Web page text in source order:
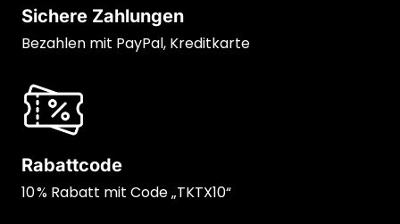
Sichere Zahlungen
Bezahlen mit PayPal, Kreditkarte
Rabattcode
10 % Rabatt mit Code „TKTX10“